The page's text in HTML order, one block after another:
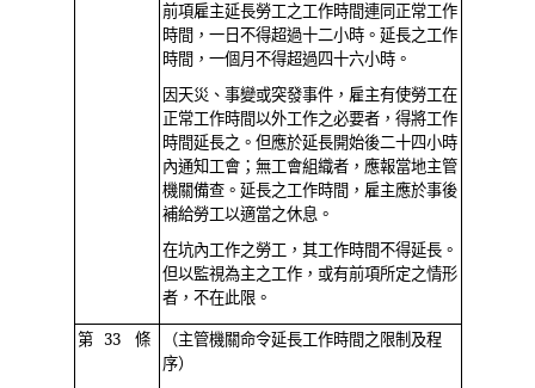
前項雇主延長勞工之工作時間連同正常工作
時間，一日不得超過十二小時。延長之工作
時間，一個月不得超過四十六小時。
因天災、事變或突發事件，雇主有使勞工在
正常工作時間以外工作之必要者，得將工作
時間延長之。但應於延長開始後二十四小時
內通知工會；無工會組織者，應報當地主管
機關備查。延長之工作時間，雇主應於事後
補給勞工以適當之休息。
在坑內工作之勞工，其工作時間不得延長。
但以監視為主之工作，或有前項所定之情形
者，不在此限。
第 33 條
（主管機關命令延長工作時間之限制及程
序）